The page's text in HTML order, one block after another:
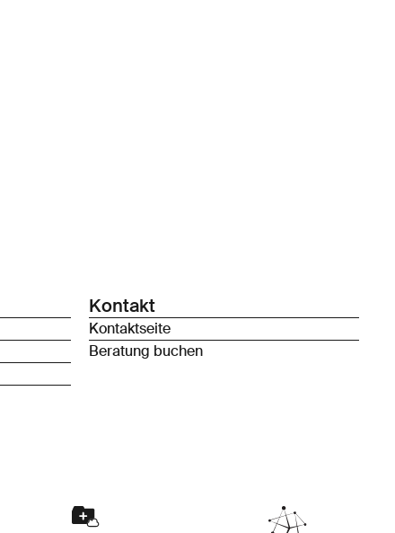
Kontakt
Kontaktseite
Beratung buchen